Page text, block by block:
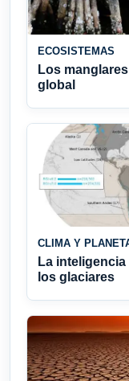
ECOSISTEMAS
Los
global
CLIMA Y
La
los glaciares